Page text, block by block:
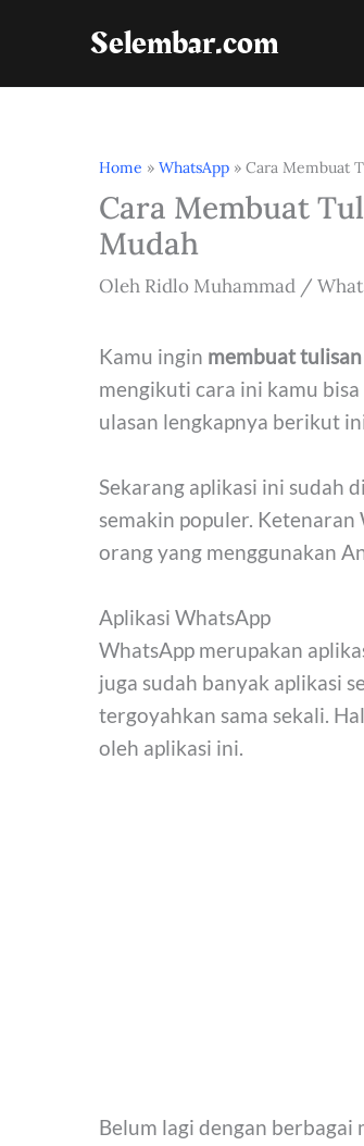
Selembar.com
Home » WhatsApp » Cara Membuat
Cara Membuat
Mudah
Oleh Ridlo Muhammad /
Kamu ingin membuat
mengikuti cara ini kamu
ulasan lengkapnya berikut
Sekarang aplikasi ini sudah
semakin populer. Ketenaran
orang yang menggunakan
Aplikasi WhatsApp
WhatsApp merupakan
juga sudah banyak aplikasi
tergoyahkan sama sekali.
oleh aplikasi ini.
Belum lagi dengan